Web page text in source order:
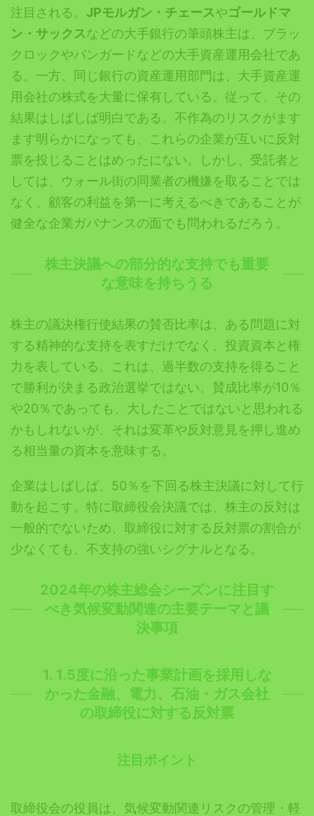
注目される。 JPモルガン・チェースやゴールドマ
ン・サックスなどの大手銀行の筆頭株主は、ブラッ
クロックやバンガードなどの大手資産運用会社であ
る。一方、同じ銀行の資産運用部門は、大手資産運
用会社の株式を大量に保有している。従って、その
結果はしばしば明白である。不作為のリスクがます
ます明らかになっても、これらの企業が互いに反対
票を投じることはめったにない。しかし、受託者と
しては、ウォール街の同業者の機嫌を取ることでは
なく、顧客の利益を第一に考えるべきであることが
健全な企業ガバナンスの面でも問われるだろう。
株主決議への部分的な支持でも重要
な意味を持ちうる
株主の議決権行使結果の賛否比率は、ある問題に対
する精神的な支持を表すだけでなく、投資資本と権
力を表している。これは、過半数の支持を得ること
で勝利が決まる政治選挙ではない。賛成比率が10％
や20％であっても、大したことではないと思われる
かもしれないが、それは変革や反対意見を押し進め
る相当量の資本を意味する。
企業はしばしば、50％を下回る株主決議に対して行
動を起こす。特に取締役会決議では、株主の反対は
一般的でないため、取締役に対する反対票の割合が
少なくても、不支持の強いシグナルとなる。
2024年の株主総会シーズンに注目す
べき気候変動関連の主要テーマと議
決事項
1. 1.5度に沿った事業計画を採用しな
かった金融、電力、石油・ガス会社
の取締役に対する反対票
注目ポイント
取締役会の役員は、気候変動関連リスクの管理・軽